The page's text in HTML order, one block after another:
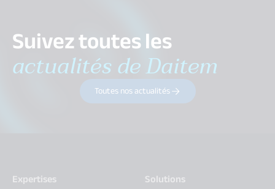
Suivez toutes les
actualités de Daitem
Toutes nos actualités
Expertises
Solutions